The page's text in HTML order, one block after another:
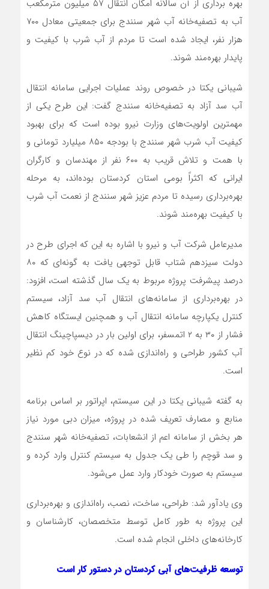
بهره برداری از آن سالانه امکان انتقال ۵۷ میلیون متر‌مکعب
آب به تصفیه‌خانه آب شهر سنندج برای جمعیتی معادل ۷۰۰
هزار نفر، ایجاد شده است تا مردم از آب شرب با کیفیت و
پایدار بهره‌مند شوند.
شیبانی یکتا در خصوص روند عملیات اجرایی سامانه انتقال
آب سد آزاد به تصفیه‌خانه سنندج گفت: این طرح یکی از
مهمترین اولویت‌های وزارت نیرو بوده است که برای بهبود
کیفیت آب شرب شهر سنندج با بودجه ۸۵۰ میلیارد تومانی و
با همت ‌و تلاش قریب به ۶۰۰ نفر از مهندسان و کارگران
ایرانی که اکثراً بومی استان کردستان بوده‌‎اند، به مرحله
بهره‌برداری رسیده تا مردم عزیز شهر سنندج از نعمت آب شرب
با کیفیت بهره‌مند شوند.
مدیرعامل شرکت آب و نیرو با اشاره به این که اجرای طرح در
دولت سیزدهم شتاب قابل توجهی یافت به گونه‌ای که ۸۰
درصد پیشرفت پروژه مربوط به یک سال گذشته است، افزود:
در بهره‌برداری از سامانه‌های انتقال آب سد آزاد، سیستم
کنترل یکپارچه سامانه انتقال آب و همچنین ایستگاه کاهش
فشار از ۳۰ به ۲ اتمسفر، برای اولین بار در دیسپاچینگ انتقال
آب کشور طراحی و راه‌اندازی شده که در نوع خود کم نظیر
است.
به گفته شیبانی یکتا در این سیستم، اپراتور بر اساس برنامه
منابع و مصارف تعریف شده در پروژه، میزان دبی مورد نیاز
هر بخش از سامانه اعم از انشعابات، تصفیه‌خانه شهر سنندج
و سد قوچم را طی یک جدول به سیستم کنترل وارد کرده و
سیستم به صورت خودکار وارد عمل می‌شود.
وی یادآور شد: طراحی، ساخت، نصب، راه‌اندازی و بهره‌برداری
این پروژه به طور کامل توسط متخصصان‌، کارشناسان و
کارخانه‌های داخلی انجام شده است.
توسعه ظرفیت‌های آبی کردستان در دستور کار است